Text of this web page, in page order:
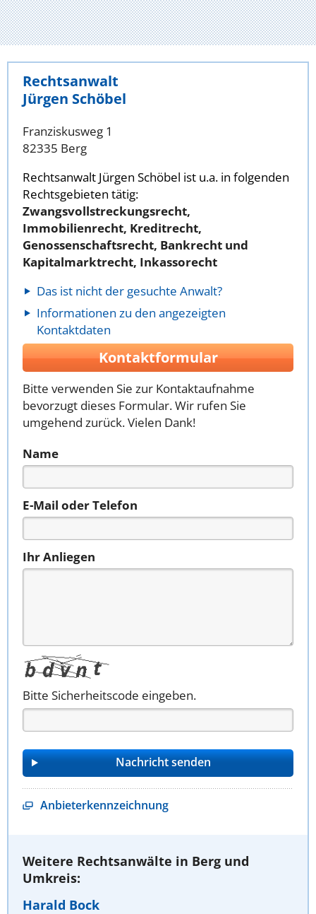
Rechtsanwalt
Jürgen Schöbel
Franziskusweg 1
82335 Berg
Rechtsanwalt Jürgen Schöbel ist u.a. in folgenden
Rechtsgebieten tätig:
Zwangsvollstreckungsrecht,
Immobilienrecht, Kreditrecht,
Genossenschaftsrecht, Bankrecht und
Kapitalmarktrecht, Inkassorecht
Das ist nicht der gesuchte Anwalt?
Informationen zu den angezeigten
Kontaktdaten
Kontaktformular
Bitte verwenden Sie zur Kontaktaufnahme
bevorzugt dieses Formular. Wir rufen Sie
umgehend zurück. Vielen Dank!
Name
E-Mail oder Telefon
Ihr Anliegen
Bitte Sicherheitscode eingeben.
Anbieterkennzeichnung
Weitere Rechtsanwälte in Berg und
Umkreis:
Harald Bock